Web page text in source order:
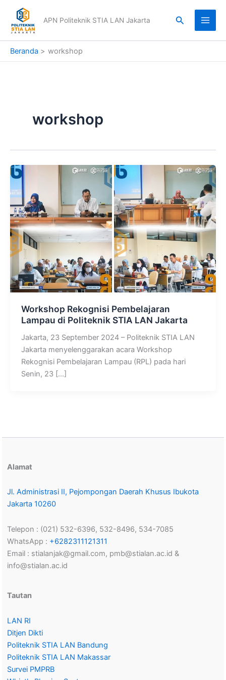
konten
APN Politeknik STIA LAN Jakarta Cari
Beranda workshop
workshop
Workshop Rekognisi Pembelajaran
Lampau di Politeknik STIA LAN Jakarta
Jakarta, 23 September 2024 – Politeknik STIA LAN
Jakarta menyelenggarakan acara Workshop
Rekognisi Pembelajaran Lampau (RPL) pada hari
Senin, 23 […]
Alamat
Jl. Administrasi II, Pejompongan Daerah Khusus Ibukota
Jakarta 10260
Telepon : (021) 532-6396, 532-8496, 534-7085
WhatsApp : +6282311121311
Email : stialanjak@gmail.com, pmb@stialan.ac.id &
info@stialan.ac.id
Tautan
LAN RI
Ditjen Dikti
Politeknik STIA LAN Bandung
Politeknik STIA LAN Makassar
Survei PMPRB